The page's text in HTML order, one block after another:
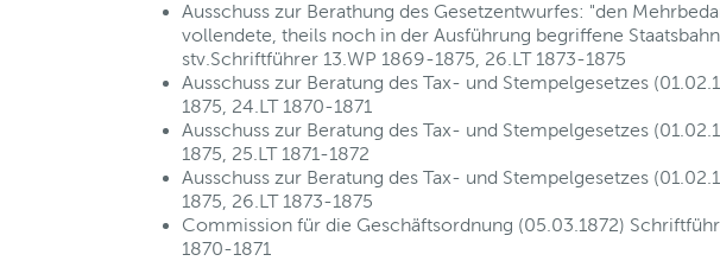
Ausschuss zur Berathung des Gesetzentwurfes: "den
vollendete, theils noch in der Ausführung begriffene
stv.Schriftführer 13.WP 1869-1875, 26.LT 1873-1875
Ausschuss zur Beratung des Tax- und Stempelgesetzes
1875, 24.LT 1870-1871
Ausschuss zur Beratung des Tax- und Stempelgesetzes
1875, 25.LT 1871-1872
Ausschuss zur Beratung des Tax- und Stempelgesetzes
1875, 26.LT 1873-1875
Commission für die Geschäftsordnung (05.03.1872)
1870-1871